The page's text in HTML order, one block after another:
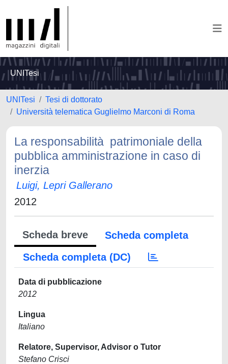
UNITesi
UNITesi
Tesi di dottorato
Università telematica Guglielmo Marconi di Roma
La responsabilità patrimoniale della
pubblica amministrazione in caso di
inerzia
Luigi, Lepri Gallerano
2012
Scheda breve
Scheda completa
Scheda completa (DC)
Data di pubblicazione
2012
Lingua
Italiano
Relatore, Supervisor, Advisor o Tutor
Stefano Crisci